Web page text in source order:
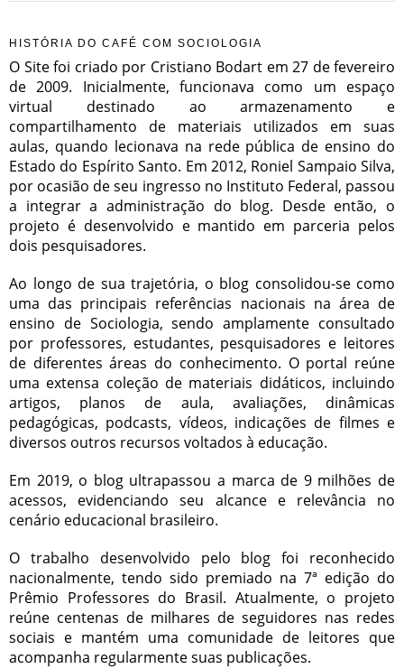
HISTÓRIA DO CAFÉ COM SOCIOLOGIA
O Site foi criado por Cristiano Bodart em 27 de fevereiro
de 2009. Inicialmente, funcionava como um espaço
virtual destinado ao armazenamento e
compartilhamento de materiais utilizados em suas
aulas, quando lecionava na rede pública de ensino do
Estado do Espírito Santo. Em 2012, Roniel Sampaio Silva,
por ocasião de seu ingresso no Instituto Federal, passou
a integrar a administração do blog. Desde então, o
projeto é desenvolvido e mantido em parceria pelos
dois pesquisadores.
Ao longo de sua trajetória, o blog consolidou-se como
uma das principais referências nacionais na área de
ensino de Sociologia, sendo amplamente consultado
por professores, estudantes, pesquisadores e leitores
de diferentes áreas do conhecimento. O portal reúne
uma extensa coleção de materiais didáticos, incluindo
artigos, planos de aula, avaliações, dinâmicas
pedagógicas, podcasts, vídeos, indicações de filmes e
diversos outros recursos voltados à educação.
Em 2019, o blog ultrapassou a marca de 9 milhões de
acessos, evidenciando seu alcance e relevância no
cenário educacional brasileiro.
O trabalho desenvolvido pelo blog foi reconhecido
nacionalmente, tendo sido premiado na 7ª edição do
Prêmio Professores do Brasil. Atualmente, o projeto
reúne centenas de milhares de seguidores nas redes
sociais e mantém uma comunidade de leitores que
acompanha regularmente suas publicações.